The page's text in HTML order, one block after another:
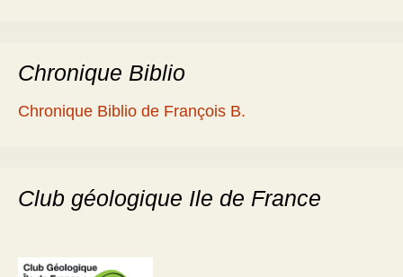
Chronique Biblio
Chronique Biblio de François B.
Club géologique Ile de France